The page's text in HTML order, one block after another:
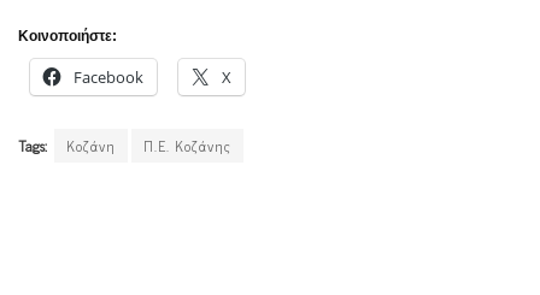
Κοινοποιήστε:
Facebook X
Tags: Κοζάνη Π.Ε. Κοζάνης